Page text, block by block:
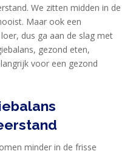
We zitten midden in de
Maar ook een
dus ga aan de slag met
gezond eten,
voor een gezond
minder in de frisse